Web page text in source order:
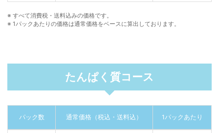
※ すべて消費税・送料込みの価格です。
※ 1パックあたりの価格は通常価格をベースに算出しております。
たんぱく質コース
パック数 通常価格（税込・送料込） 1パックあたり